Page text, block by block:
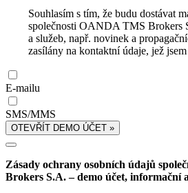
Souhlasím s tím, že budu dostávat
společnosti OANDA TMS Brokers
a služeb, např. novinek a
zasílány na kontaktní údaje, jež
E-mailu
SMS/MMS
OTEVŘÍT DEMO ÚČET »
Zásady ochrany osobních údajů
Brokers S.A. – demo účet, informační